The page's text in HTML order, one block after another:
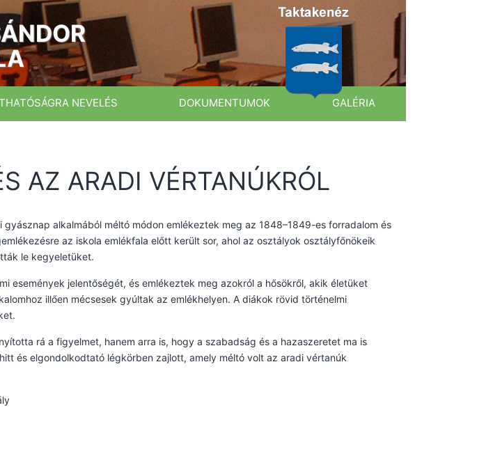
NEVELÉS DOKUMENTUMOK GALÉRIA
AZ ARADI VÉRTANÚKRÓL
alkalmából méltó módon emlékeztek meg az 1848–1849-es forradalom és
az iskola emlékfala előtt került sor, ahol az osztályok osztályfőnökeik
le kegyeletüket.
események jelentőségét, és emlékeztek meg azokról a hősökről, akik életüket
illően mécsesek gyúltak az emlékhelyen. A diákok rövid történelmi
rá a figyelmet, hanem arra is, hogy a szabadság és a hazaszeretet ma is
és elgondolkodtató légkörben zajlott, amely méltó volt az aradi vértanúk